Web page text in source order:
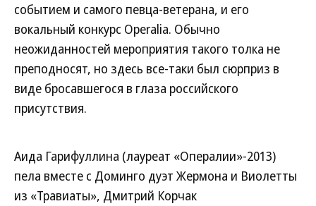
событием и самого певца-ветерана, и его
вокальный конкурс Operalia. Обычно
неожиданностей мероприятия такого толка не
преподносят, но здесь все-таки был сюрприз в
виде бросавшегося в глаза российского
присутствия.
Аида Гарифуллина (лауреат «Опералии»-2013)
пела вместе с Доминго дуэт Жермона и Виолетты
из «Травиаты», Дмитрий Корчак